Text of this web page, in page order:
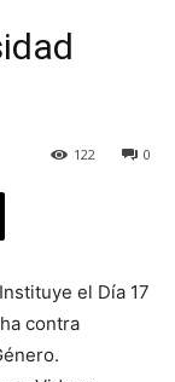
0
122
el Día 17
contra